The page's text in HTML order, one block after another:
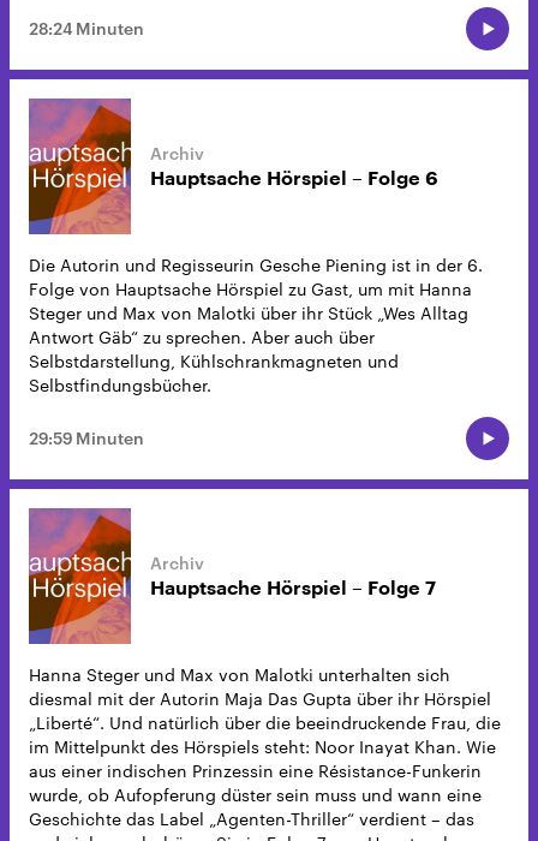
28:24 Minuten
Hauptsache Hörspiel – Folge 6
Die Autorin und Regisseurin Gesche Piening ist in der 6.
Folge von Hauptsache Hörspiel zu Gast, um mit Hanna
Steger und Max von Malotki über ihr Stück „Wes Alltag
Antwort Gäb“ zu sprechen. Aber auch über
Selbstdarstellung, Kühlschrankmagneten und
Selbstfindungsbücher.
29:59 Minuten
Hauptsache Hörspiel – Folge 7
Hanna Steger und Max von Malotki unterhalten sich
diesmal mit der Autorin Maja Das Gupta über ihr Hörspiel
„Liberté“. Und natürlich über die beeindruckende Frau, die
im Mittelpunkt des Hörspiels steht: Noor Inayat Khan. Wie
aus einer indischen Prinzessin eine Résistance-Funkerin
wurde, ob Aufopferung düster sein muss und wann eine
Geschichte das Label „Agenten-Thriller“ verdient – das